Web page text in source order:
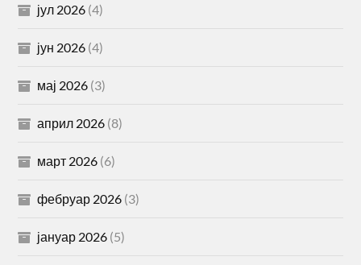
јул 2026 (4)
јун 2026 (4)
мај 2026 (3)
април 2026 (8)
март 2026 (6)
фебруар 2026 (3)
јануар 2026 (5)